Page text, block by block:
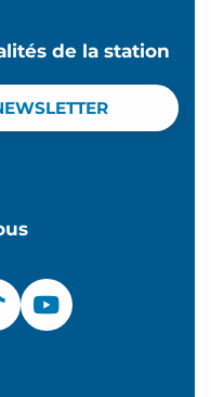
de la station